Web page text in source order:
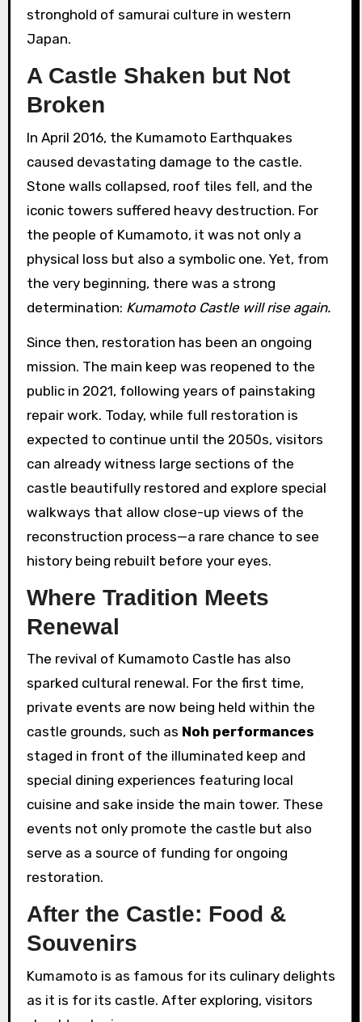
stronghold of samurai culture in western
Japan.
A Castle Shaken but Not
Broken
In April 2016, the Kumamoto Earthquakes
caused devastating damage to the castle.
Stone walls collapsed, roof tiles fell, and the
iconic towers suffered heavy destruction. For
the people of Kumamoto, it was not only a
physical loss but also a symbolic one. Yet, from
the very beginning, there was a strong
determination: Kumamoto Castle will rise again.
Since then, restoration has been an ongoing
mission. The main keep was reopened to the
public in 2021, following years of painstaking
repair work. Today, while full restoration is
expected to continue until the 2050s, visitors
can already witness large sections of the
castle beautifully restored and explore special
walkways that allow close-up views of the
reconstruction process—a rare chance to see
history being rebuilt before your eyes.
Where Tradition Meets
Renewal
The revival of Kumamoto Castle has also
sparked cultural renewal. For the first time,
private events are now being held within the
castle grounds, such as Noh performances
staged in front of the illuminated keep and
special dining experiences featuring local
cuisine and sake inside the main tower. These
events not only promote the castle but also
serve as a source of funding for ongoing
restoration.
After the Castle: Food &
Souvenirs
Kumamoto is as famous for its culinary delights
as it is for its castle. After exploring, visitors